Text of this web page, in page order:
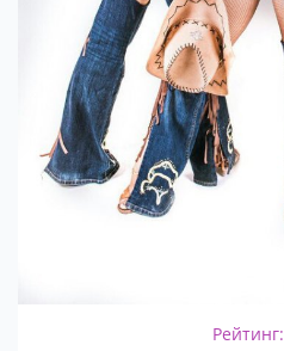
Рейтинг: